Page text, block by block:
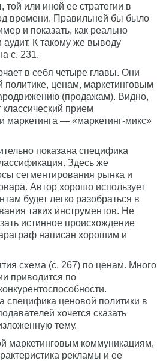
или иной ее стратегии в
времени. Правильней бы было
и показать, как реально
К такому же выводу
с. 231.
в себя четыре главы. Они
ценам, маркетинговым
(продажам). Видно,
классический прием
маркетинга — «маркетинг-микс»
показана специфика
Здесь же
сегментирования рынка и
Автор хорошо использует
будет легко разобраться в
таких инструментов. Не
истинное происхождение
написан хорошим и
схема (с. 267) по ценам. Много
приводится по
специфика ценовой политики в
хочется сказать
тему.
маркетинговым коммуникациям,
рекламы и ее